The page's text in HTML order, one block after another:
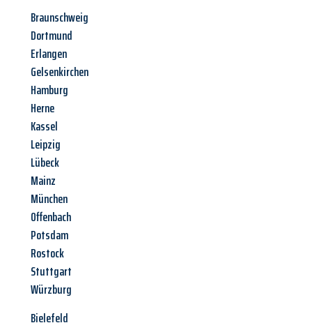
Braunschweig
Dortmund
Erlangen
Gelsenkirchen
Hamburg
Herne
Kassel
Leipzig
Lübeck
Mainz
München
Offenbach
Potsdam
Rostock
Stuttgart
Würzburg
Bielefeld